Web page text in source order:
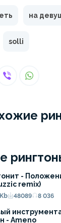
на
solli
-
remix)
48089 8 036
- Ameno